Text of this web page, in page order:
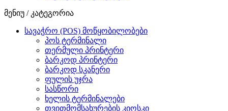
მენიუ / კატეგორია
სავაჭრო (POS) მოწყობილობები
პოს ტერმინალი
თერმული პრინტერი
ბარკოდ პრინტერი
ბარკოდ სკანერი
ფულის უჯრა
სასწორი
ხელის ტერმინალები
თვითმომსახურების კიოსკი